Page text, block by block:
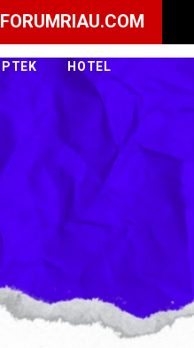
FORUMRIAU.COM
IPTEK HOTEL